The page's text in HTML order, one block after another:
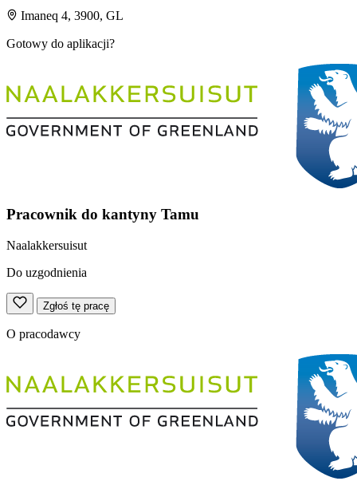
Imaneq 4, 3900, GL
Gotowy do aplikacji?
Pracownik do kantyny Tamu
Naalakkersuisut
Do uzgodnienia
Zgłoś tę pracę
O pracodawcy